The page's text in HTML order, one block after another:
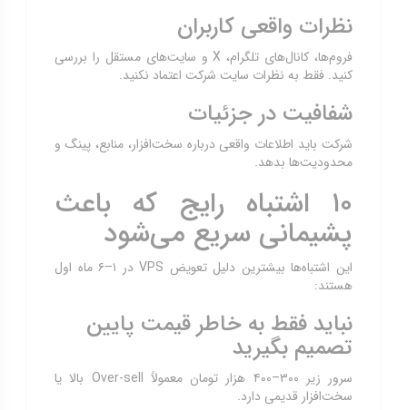
نظرات واقعی کاربران
فروم‌ها، کانال‌های تلگرام، X و سایت‌های مستقل را بررسی
کنید. فقط به نظرات سایت شرکت اعتماد نکنید.
شفافیت در جزئیات
شرکت باید اطلاعات واقعی درباره سخت‌افزار، منابع، پینگ و
محدودیت‌ها بدهد.
۱۰ اشتباه رایج که باعث
پشیمانی سریع می‌شود
این اشتباه‌ها بیشترین دلیل تعویض VPS در ۱–۶ ماه اول
هستند:
نباید فقط به خاطر قیمت پایین
تصمیم بگیرید
سرور زیر ۳۰۰–۴۰۰ هزار تومان معمولاً Over-sell بالا یا
سخت‌افزار قدیمی دارد.